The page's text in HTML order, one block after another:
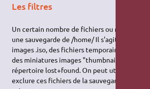
Les filtres
Un certain nombre de fichiers ou répertoires
une sauvegarde de /home/ Il s'agit
images .iso, des fichiers temporaires, des
des miniatures images "thumbnails", de la
répertoire lost+found. On peut utiliser
exclure ces fichiers de la sauvegarde,